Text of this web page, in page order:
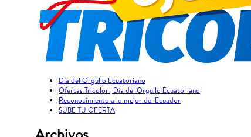
Día del Orgullo Ecuatoriano
Ofertas Tricolor | Día del Orgullo Ecuatoriano
Reconocimiento a lo mejor del Ecuador
SUBE TU OFERTA